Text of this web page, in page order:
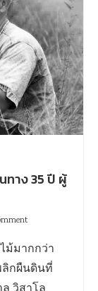
ทาง 35 ปี ผู้
ม้มากกว่า
ลิกผืนดินที่